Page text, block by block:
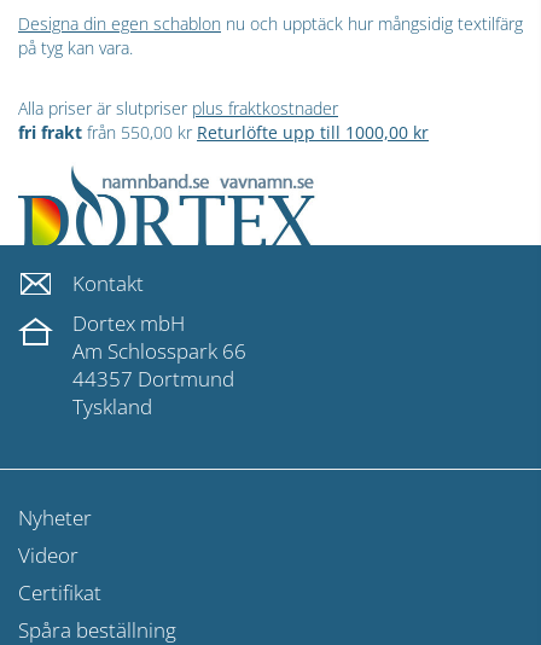
Designa din egen schablon nu och upptäck hur mångsidig textilfärg
på tyg kan vara.
Alla priser är slutpriser plus fraktkostnader
fri frakt från 550,00 kr Returlöfte upp till 1000,00 kr
Kontakt
Dortex mbH
Am Schlosspark 66
44357 Dortmund
Tyskland
Nyheter
Videor
Certifikat
Spåra beställning